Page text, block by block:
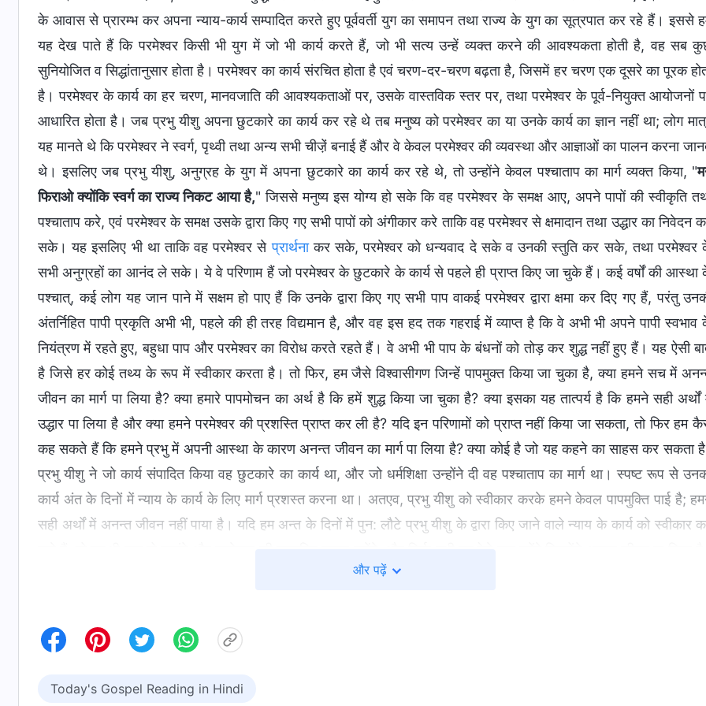
के आवास से प्रारम्‍भ कर अपना न्‍याय-कार्य सम्‍पादित करते हुए पूर्ववर्ती युग का समापन तथा राज्‍य के युग का सूत्रपात कर रहे हैं। इससे
यह देख पाते हैं कि परमेश्‍वर किसी भी युग में जो भी कार्य करते हैं, जो भी सत्‍य उन्‍हें व्‍यक्‍त करने की आवश्‍यकता होती है, वह सब
सुनियोजित व सिद्धांतानुसार होता है। परमेश्‍वर का कार्य संरचित होता है एवं चरण-दर-चरण बढ़ता है, जिसमें हर चरण एक दूसरे का पूरक
है। परमेश्‍वर के कार्य का हर चरण, मानवजाति की आवश्‍यकताओं पर, उसके वास्‍तविक स्‍तर पर, तथा परमेश्‍वर के पूर्व-नियुक्‍त आयोजनों
आधारित होता है। जब प्रभु यीशु अपना छुटकारे का कार्य कर रहे थे तब मनुष्‍य को परमेश्‍वर का या उनके कार्य का ज्ञान नहीं था; लोग
यह मानते थे कि परमेश्‍वर ने स्‍वर्ग, पृथ्‍वी तथा अन्‍य सभी चीजे़ं बनाई हैं और वे केवल परमेश्‍वर की व्‍यवस्‍था और आज्ञाओं का पालन करना
थे। इसलिए जब प्रभु यीशु, अनुग्रह के युग में अपना छुटकारे का कार्य कर रहे थे, तो उन्‍होंने केवल पश्‍चाताप का मार्ग व्‍यक्‍त किया, "
फिराओ क्योंकि स्वर्ग का राज्य निकट आया है," जिससे मनुष्‍य इस योग्‍य हो सके कि वह परमेश्‍वर के समक्ष आए, अपने पापों की स्‍वीकृति
पश्‍चाताप करे, एवं परमेश्‍वर के समक्ष उसके द्वारा किए गए सभी पापों को अंगीकार करे ताकि वह परमेश्‍वर से क्षमादान तथा उद्धार का निवेदन
सके। यह इसलिए भी था ताकि वह परमेश्‍वर सेप्रार्थनाकर सके, परमेश्‍वर को धन्‍यवाद दे सके व उनकी स्‍तुति कर सके, तथा परमेश्‍वर
सभी अनुग्रहों का आनंद ले सके। ये वे परिणाम हैं जो परमेश्‍वर के छुटकारे के कार्य से पहले ही प्राप्त किए जा चुके हैं। कई वर्षों की आस्‍था
पश्‍चात्, कई लोग यह जान पाने में सक्षम हो पाए हैं कि उनके द्वारा किए गए सभी पाप वाकई परमेश्‍वर द्वारा क्षमा कर दिए गए हैं, परंतु
अंतर्निहित पापी प्रकृति अभी भी, पहले की ही तरह विद्यमान है, और वह इस हद तक गहराई में व्‍याप्‍त है कि वे अभी भी अपने पापी स्‍वभाव
नियंत्रण में रहते हुए, बहुधा पाप और परमेश्‍वर का विरोध करते रहते हैं। वे अभी भी पाप के बंधनों को तोड़ कर शुद्ध नहीं हुए हैं। यह ऐसी
है जिसे हर कोई तथ्‍य के रूप में स्‍वीकार करता है। तो फिर, हम जैसे विश्‍वासीगण जिन्‍हें पापमुक्त किया जा चुका है, क्‍या हमने सच में
जीवन का मार्ग पा लिया है? क्‍या हमारे पापमोचन का अर्थ है कि हमें शुद्ध किया जा चुका है? क्‍या इसका यह तात्‍पर्य है कि हमने सही अर्थों
उद्धार पा लिया है और क्या हमने परमेश्‍वर की प्रशस्ति प्राप्‍त कर ली है? यदि इन परिणामों को प्राप्‍त नहीं किया जा सकता, तो फिर हम
कह सकते हैं कि हमने प्रभु में अपनी आस्‍था के कारण अनन्‍त जीवन का मार्ग पा लिया है? क्‍या कोई है जो यह कहने का साहस कर सकता
प्रभु यीशु ने जो कार्य संपादित किया वह छुटकारे का कार्य था, और जो धर्मशिक्षा उन्‍होंने दी वह पश्‍चाताप का मार्ग था। स्‍पष्‍ट रूप से
कार्य अंत के दिनों में न्‍याय के कार्य के लिए मार्ग प्रशस्‍त करना था। अतएव, प्रभु यीशु को स्‍वीकार करके हमने केवल पापमुक्ति पाई है;
सही अर्थों में अनन्‍त जीवन नहीं पाया है। यदि हम अन्‍त के दिनों में पुन: लौटे प्रभु यीशु के द्वारा किए जाने वाले न्‍याय के कार्य को स्‍वीकार
प्रभु यीशु में हमारी आस्‍था हमें सिर्फ़ अपने पापों से मुक्‍त कराती है और परमेश्‍वर से प्रार्थना करने एवं उनके अनुग्रह का आनंद उठाने के लिए
नहीं है। उनकी धारणा है कि चूँकि प्रभु यीशु ने अपना छुटकारे का कार्य पूरा कर दिया है और प्रभु यीशु में उनकी आस्‍था के कारण, उन्‍हें उनके
पापों से मुक्‍त किया जा चुका है, अत: परमेश्‍वर के उद्धार का कार्य पूरी तरह समाप्‍त हो चुका है। वे सोचते हैं कि एक कार्य पूरा हो गया यानी सभी
अपनी वापसी पर वास्‍तव में क्‍या कार्य करना है, कई लोग इस बात से अनभिज्ञ हैं; यह परमेश्‍वर के कार्य का ज्ञानाभाव है। प्रभु यीशु के कार्य को
और पढ़ें
Today's Gospel Reading in Hindi